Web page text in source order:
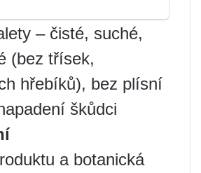
– čisté, suché,
(bez třísek,
hřebíků), bez plísní
škůdci
a botanická